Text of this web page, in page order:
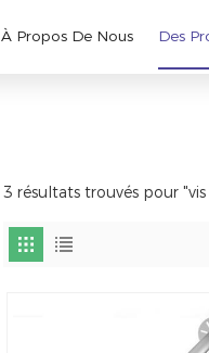
À Propos De Nous Des
3 résultats trouvés pour